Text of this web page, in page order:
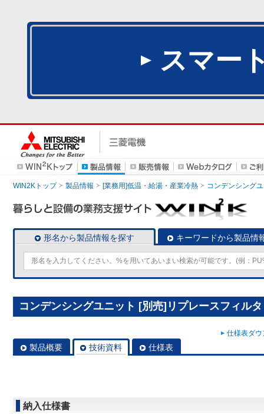
スマー
WIN2Kトップ 製品情報 [業務用]低温・給湯・産業冷熱 コンデンシング
形名から製品情報を探す キーワードから製品情
コンデンシングユニット [別売]リプレースフィル
仕様表ダ
製品概要 技術資料 仕様表
納入仕様書